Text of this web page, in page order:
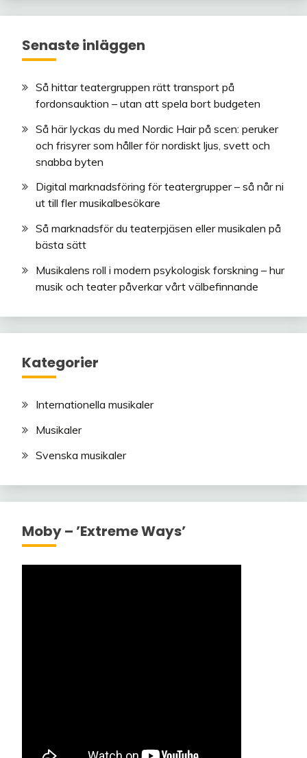
Senaste inläggen
Så hittar teatergruppen rätt transport på
fordonsauktion – utan att spela bort budgeten
Så här lyckas du med Nordic Hair på scen: peruker
och frisyrer som håller för nordiskt ljus, svett och
snabba byten
Digital marknadsföring för teatergrupper – så når ni
ut till fler musikalbesökare
Så marknadsför du teaterpjäsen eller musikalen på
bästa sätt
Musikalens roll i modern psykologisk forskning – hur
musik och teater påverkar vårt välbefinnande
Kategorier
Internationella musikaler
Musikaler
Svenska musikaler
Moby – ’Extreme Ways’